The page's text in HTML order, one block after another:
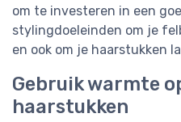
om te investeren in een
stylingdoeleinden om je
en ook om je haarstukken
Gebruik warmte
haarstukken